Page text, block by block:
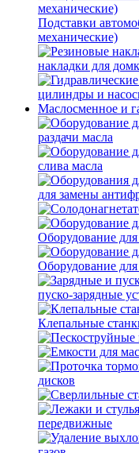
Подставки
механические)
накладки для
цилиндры и
Маслосменное и
раздачи масла
слива масла
для замены
Оборудование
Оборудование
пуско-зарядные
Клепальные
дисков
передвижные